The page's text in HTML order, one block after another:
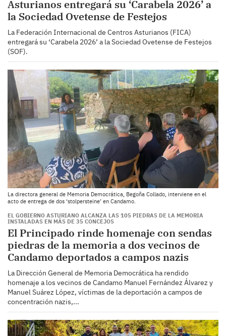
Asturianos entregará su ‘Carabela 2026’ a
la Sociedad Ovetense de Festejos
La Federación Internacional de Centros Asturianos (FICA)
entregará su ‘Carabela 2026’ a la Sociedad Ovetense de Festejos
(SOF).
La directora general de Memoria Democrática, Begoña Collado, interviene en el
acto de entrega de dos ‘stolpersteine’ en Candamo.
EL GOBIERNO ASTURIANO ALCANZA LAS 105 PIEDRAS DE LA MEMORIA
INSTALADAS EN MÁS DE 35 CONCEJOS
El Principado rinde homenaje con sendas
piedras de la memoria a dos vecinos de
Candamo deportados a campos nazis
La Dirección General de Memoria Democrática ha rendido
homenaje a los vecinos de Candamo Manuel Fernández Álvarez y
Manuel Suárez López, víctimas de la deportación a campos de
concentración nazis,...